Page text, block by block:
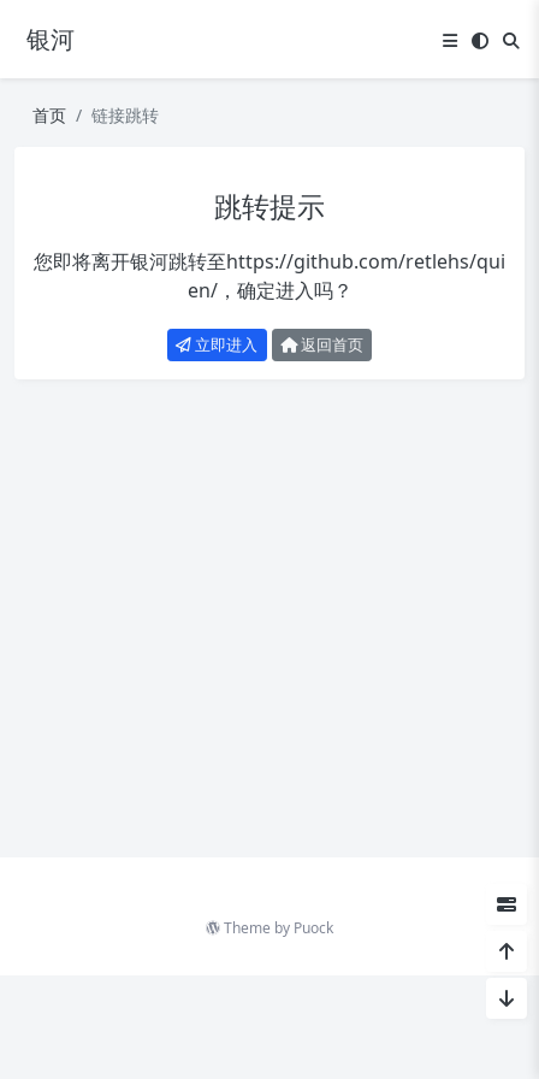
银河
首页 链接跳转
跳转提示
您即将离开银河跳转至https://github.com/retlehs/qui
en/，确定进入吗？
立即进入 返回首页
Theme by Puock